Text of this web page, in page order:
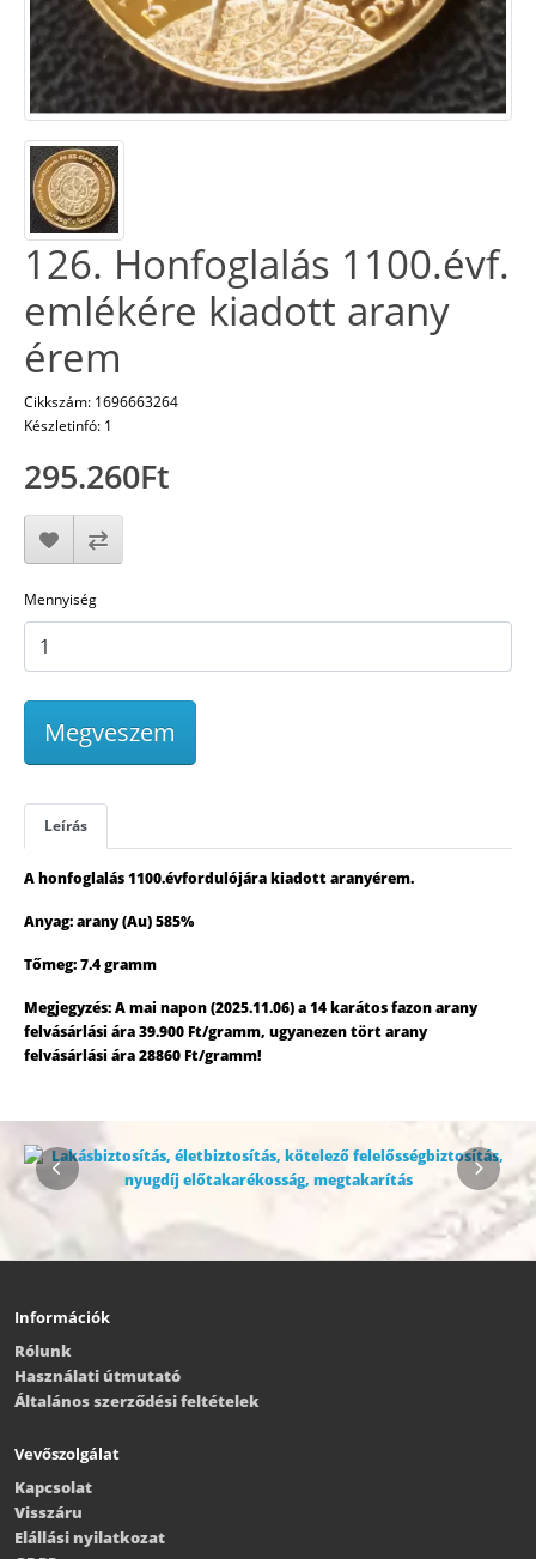
126. Honfoglalás 1100.évf.
emlékére kiadott arany
érem
Cikkszám: 1696663264
Készletinfó: 1
295.260Ft
Mennyiség
Megveszem
Leírás
A honfoglalás 1100.évfordulójára kiadott aranyérem.
Anyag: arany (Au) 585%
Tőmeg: 7.4 gramm
Megjegyzés: A mai napon (2025.11.06) a 14 karátos fazon arany
felvásárlási ára 39.900 Ft/gramm, ugyanezen tört arany
felvásárlási ára 28860 Ft/gramm!
Használati útmutató
Általános szerződési feltételek
Vevőszolgálat
Visszáru
Elállási nyilatkozat
GDPR
Oldaltérkép